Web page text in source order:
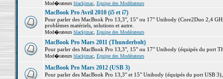
Mod�rateurs blackjmac, Equipe des Modérateurs
MacBook Pro Avril 2010 (i5 et i7)
Pour parler des MacBook Pro 13,3", 15" ou 17" Unibody (Core2Duo 2,4
problèmes matériels, solutions et autre.
Mod�rateurs blackjmac, Equipe des Modérateurs
MacBook Pro Mars 2011 (Thunderbolt)
Pour parler des MacBook Pro 13,3", 15" ou 17" Unibody (équipés du port
Mod�rateurs blackjmac, Equipe des Modérateurs
MacBook Pro Mars 2012 (USB 3)
Pour parler des MacBook Pro 13,3" et 15" Unibody (équipés du port USB